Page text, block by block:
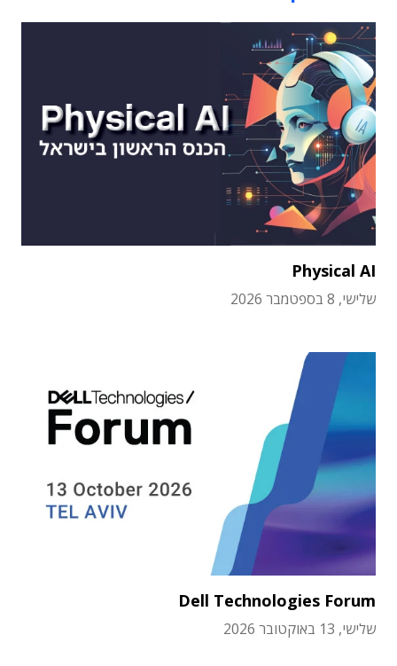
Physical AI
שלישי, 8 בספטמבר 2026
Dell Technologies Forum
שלישי, 13 באוקטובר 2026